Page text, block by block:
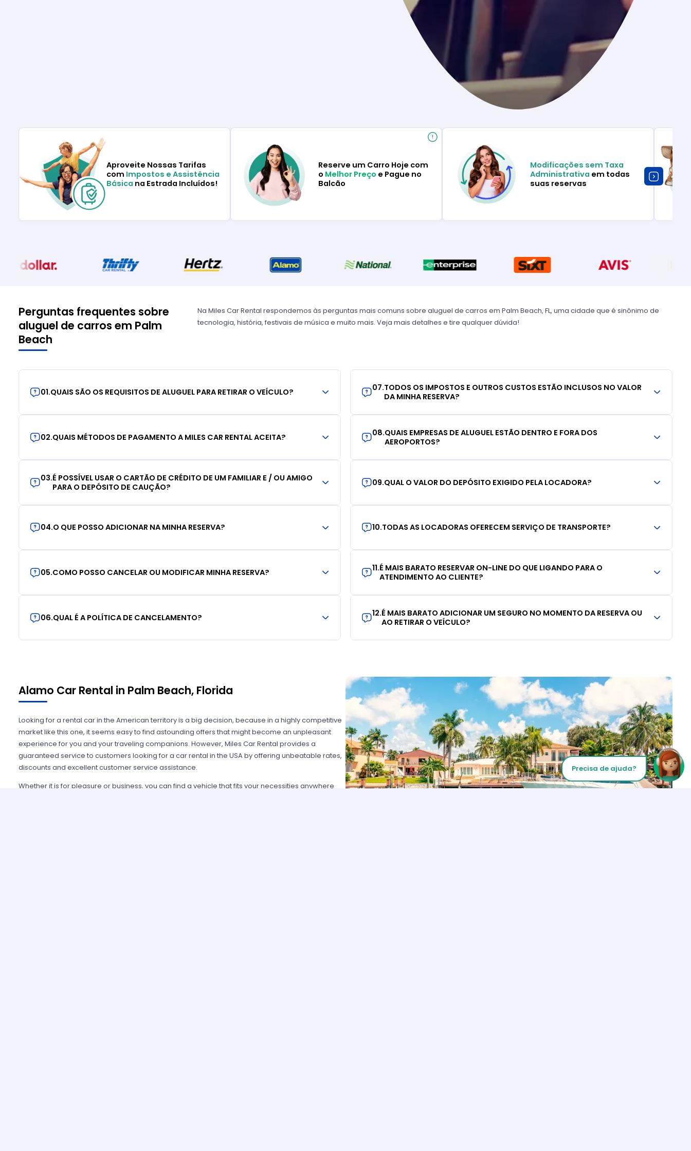
Aproveite Nossas Tarifas
com Impostos e Assistência
Básica na Estrada Incluídos!
Reserve um Carro Hoje com
o Melhor Preço e Pague no
Balcão
Modificações sem Taxa
Administrativa em todas
suas reservas
Perguntas frequentes sobre
aluguel de carros em Palm
Beach
Na Miles Car Rental respondemos às perguntas mais comuns sobre aluguel de carros em Palm Beach, FL, uma cidade que é sinônimo de
tecnologia, história, festivais de música e muito mais. Veja mais detalhes e tire qualquer dúvida!
01.QUAIS SÃO OS REQUISITOS DE ALUGUEL PARA RETIRAR O VEÍCULO?
02.QUAIS MÉTODOS DE PAGAMENTO A MILES CAR RENTAL ACEITA?
03.É POSSÍVEL USAR O CARTÃO DE CRÉDITO DE UM FAMILIAR E / OU AMIGO
PARA O DEPÓSITO DE CAUÇÃO?
04.O QUE POSSO ADICIONAR NA MINHA RESERVA?
05.COMO POSSO CANCELAR OU MODIFICAR MINHA RESERVA?
06.QUAL É A POLÍTICA DE CANCELAMENTO?
07.TODOS OS IMPOSTOS E OUTROS CUSTOS ESTÃO INCLUSOS NO VALOR
DA MINHA RESERVA?
08.QUAIS EMPRESAS DE ALUGUEL ESTÃO DENTRO E FORA DOS
AEROPORTOS?
09.QUAL O VALOR DO DEPÓSITO EXIGIDO PELA LOCADORA?
10.TODAS AS LOCADORAS OFERECEM SERVIÇO DE TRANSPORTE?
11.É MAIS BARATO RESERVAR ON-LINE DO QUE LIGANDO PARA O
ATENDIMENTO AO CLIENTE?
12.É MAIS BARATO ADICIONAR UM SEGURO NO MOMENTO DA RESERVA OU
AO RETIRAR O VEÍCULO?
Precisa de ajuda?
Alamo Car Rental in Palm Beach, Florida
Looking for a rental car in the American territory is a big decision, because in a highly competitive
market like this one, it seems easy to find astounding offers that might become an unpleasant
experience for you and your traveling companions. However, Miles Car Rental provides a
guaranteed service to customers looking for a car rental in the USA by offering unbeatable rates,
discounts and excellent customer service assistance.
Whether it is for pleasure or business, you can find a vehicle that fits your necessities anywhere